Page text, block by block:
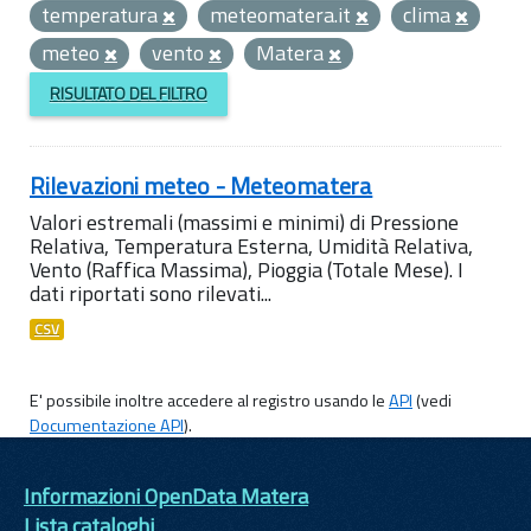
temperatura
meteomatera.it
clima
meteo
vento Matera
RISULTATO DEL FILTRO
Rilevazioni meteo - Meteomatera
Valori estremali (massimi e minimi) di Pressione
Relativa, Temperatura Esterna, Umidità Relativa,
Vento (Raffica Massima), Pioggia (Totale Mese). I
dati riportati sono rilevati...
CSV
E' possibile inoltre accedere al registro usando leAPI(vedi
Documentazione API).
Informazioni OpenData Matera